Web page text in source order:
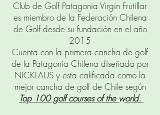
Club de Golf Patagonia Virgin Frutillar
es miembro de la Federación Chilena
de Golf desde su fundación en el año
2015
Cuenta con la primera cancha de golf
de la Patagonia Chilena diseñada por
NICKLAUS y esta calificada como la
mejor cancha de golf de Chile según
Top 100 golf courses of the world.